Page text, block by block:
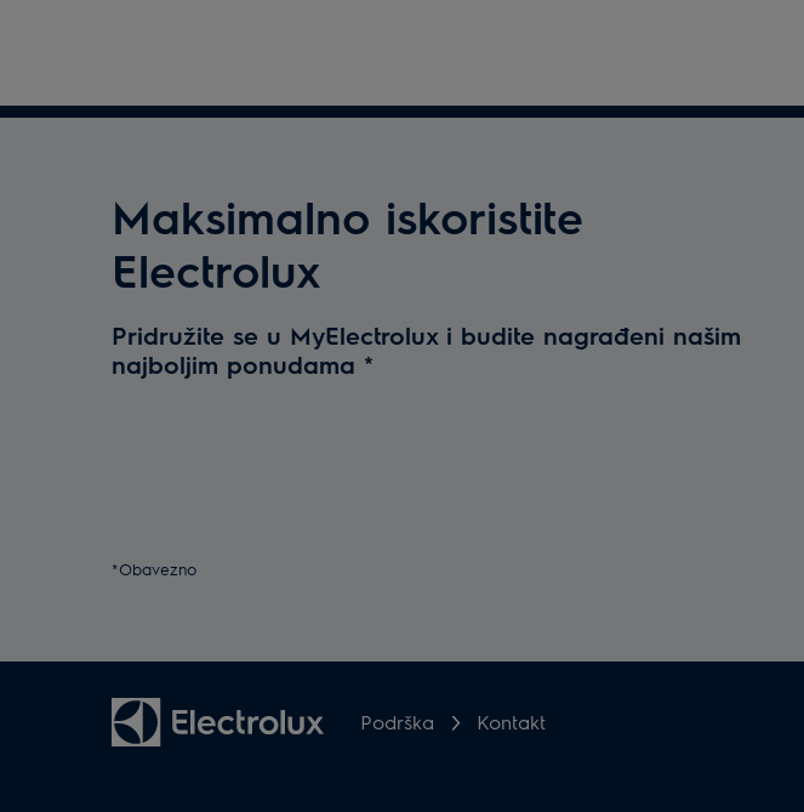
Maksimalno iskoristite
Electrolux
Pridružite se u MyElectrolux i budite nagrađeni našim
najboljim ponudama *
*Obavezno
Podrška Kontakt